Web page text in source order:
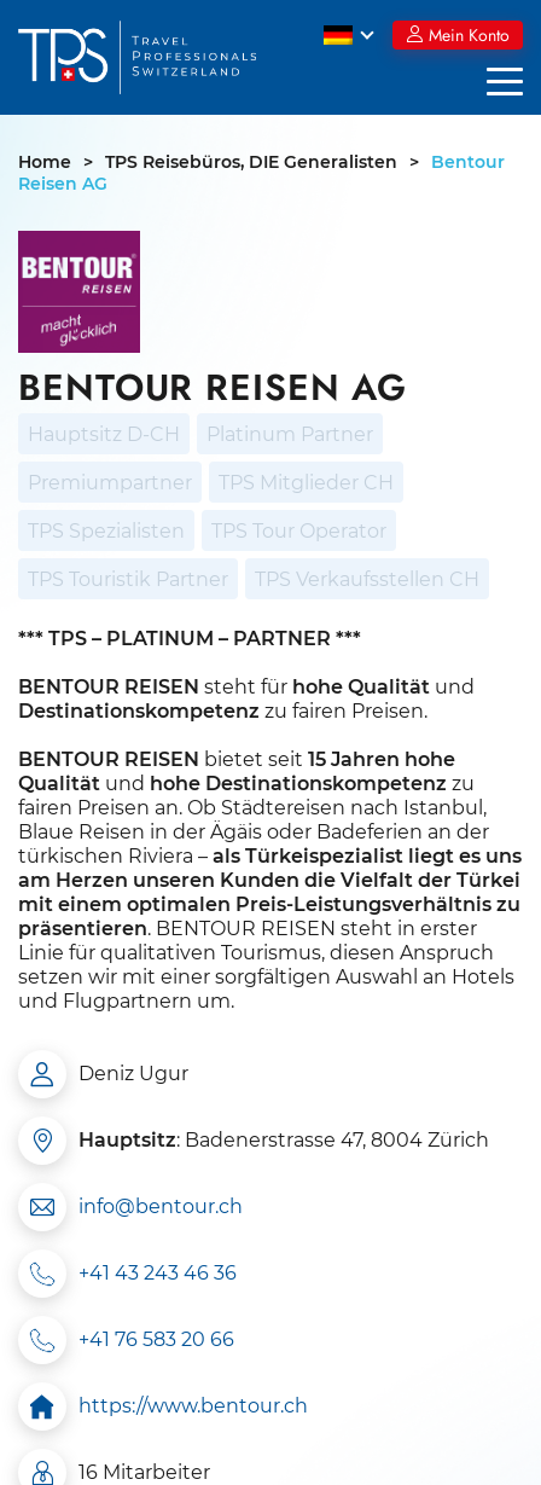
to
content
Mein Konto
Home > TPS Reisebüros, DIE Generalisten >
Bentour
Reisen AG
BENTOUR REISEN AG
Hauptsitz D-CH Platinum Partner
Premiumpartner TPS Mitglieder CH
TPS Spezialisten TPS Tour Operator
TPS Touristik Partner TPS Verkaufsstellen CH
*** TPS – PLATINUM – PARTNER ***
BENTOUR REISEN steht für hohe Qualität und
Destinationskompetenz zu fairen Preisen.
BENTOUR REISEN bietet seit 15 Jahren hohe
Qualität und hohe Destinationskompetenz zu
fairen Preisen an. Ob Städtereisen nach Istanbul,
Blaue Reisen in der Ägäis oder Badeferien an der
türkischen Riviera – als Türkeispezialist liegt es uns
am Herzen unseren Kunden die Vielfalt der Türkei
mit einem optimalen Preis-Leistungsverhältnis zu
präsentieren. BENTOUR REISEN steht in erster
Linie für qualitativen Tourismus, diesen Anspruch
setzen wir mit einer sorgfältigen Auswahl an Hotels
und Flugpartnern um.
Deniz Ugur
Hauptsitz: Badenerstrasse 47, 8004 Zürich
info@bentour.ch
+41 43 243 46 36
+41 76 583 20 66
https://www.bentour.ch
16 Mitarbeiter